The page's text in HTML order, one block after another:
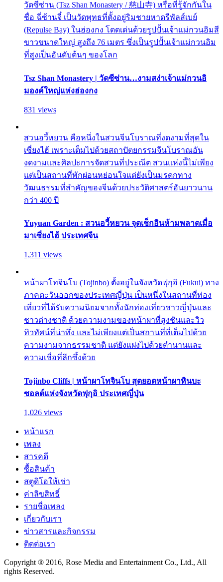
วัดซีซ่าน (Tsz Shan Monastery / 慈山寺) หรือที่รู้จักกันใน
ชื่อ ฉี่ซ้านจี๋ เป็นวัดพุทธที่ตั้งอยู่ริมชายหาดรีพัลส์เบย์
(Repulse Bay) ในฮ่องกง โดดเด่นด้วยรูปปั้นเจ้าแม่กวนอิมสี
ขาวขนาดใหญ่ สูงถึง 76 เมตร ซึ่งเป็นรูปปั้นเจ้าแม่กวนอิม
ที่สูงเป็นอันดับต้นๆ ของโลก
Tsz Shan Monastery | วัดซีซ่าน…งามสง่าเจ้าแม่กวนอิ
มองค์ใหญ่แห่งฮ่องกง
831 views
สวนอวี้หยวน คือหนึ่งในสวนจีนโบราณที่งดงามที่สุดใน
เซี่ยงไฮ้ เพราะเต็มไปด้วยสถาปัตยกรรมจีนโบราณอัน
งดงามและศิลปะการจัดสวนที่ประณีต สวนแห่งนี้ไม่เพียง
แต่เป็นสถานที่พักผ่อนหย่อนใจแต่ยังเป็นมรดกทาง
วัฒนธรรมที่สำคัญของจีนด้วยประวัติศาสตร์อันยาวนาน
กว่า 400 ปี
Yuyuan Garden : สวนอวี้หยวน จุดเช็กอินห้ามพลาดเมื่อ
มาเซี่ยงไฮ้ ประเทศจีน
1,311 views
หน้าผาโทจินโบ (Tojinbo) ตั้งอยู่ในจังหวัดฟุกุอิ (Fukui) ทาง
ภาคตะวันออกของประเทศญี่ปุ่น เป็นหนึ่งในสถานที่ท่อง
เที่ยวที่ได้รับความนิยมจากทั้งนักท่องเที่ยวชาวญี่ปุ่นและ
ชาวต่างชาติ ด้วยความงามของหน้าผาที่สูงชันและวิว
ทิวทัศน์ที่น่าทึ่ง และไม่เพียงแต่เป็นสถานที่ที่เต็มไปด้วย
ความงามจากธรรมชาติ แต่ยังแฝงไปด้วยตำนานและ
ความเชื่อที่ลึกซึ้งด้วย
Tojinbo Cliffs | หน้าผาโทจินโบ สุดยอดหน้าผาหินบะ
ซอลต์แห่งจังหวัดฟุกุอิ ประเทศญี่ปุ่น
1,026 views
หน้าแรก
เพลง
สารคดี
ซื้อสินค้า
สตูดิโอให้เช่า
ค่าลิขสิทธิ์
รายชื่อเพลง
เกี่ยวกับเรา
ข่าวสารและกิจกรรม
ติดต่อเรา
Copyright ® 2016, Rose Media and Entertainment Co., Ltd., All
rights Reserved.